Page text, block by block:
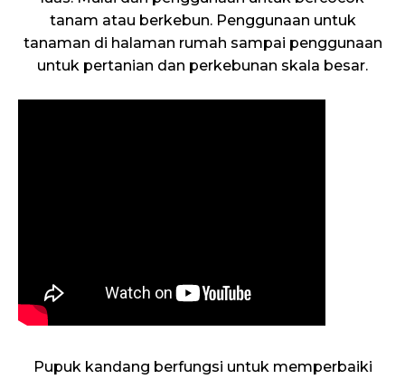
tanam atau berkebun. Penggunaan untuk
tanaman di halaman rumah sampai penggunaan
untuk pertanian dan perkebunan skala besar.
Pupuk kandang berfungsi untuk memperbaiki